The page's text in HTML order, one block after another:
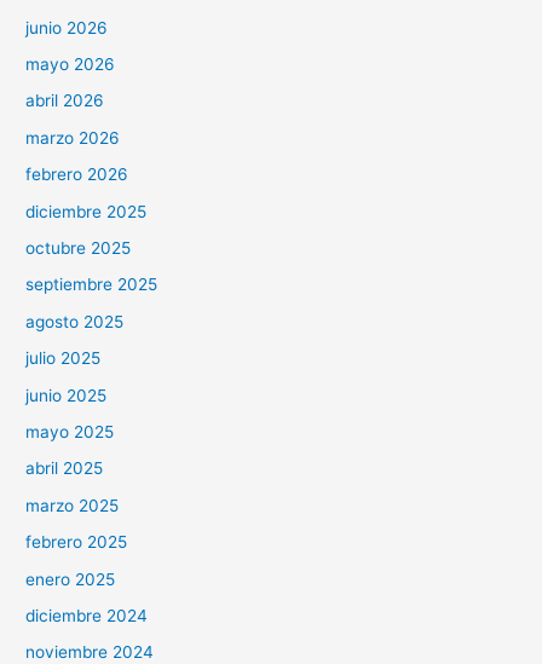
junio 2026
mayo 2026
abril 2026
marzo 2026
febrero 2026
diciembre 2025
octubre 2025
septiembre 2025
agosto 2025
julio 2025
junio 2025
mayo 2025
abril 2025
marzo 2025
febrero 2025
enero 2025
diciembre 2024
noviembre 2024